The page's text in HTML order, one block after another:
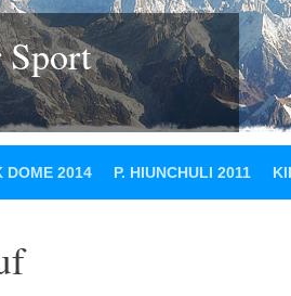
Sport
DOME 2014 P. HIUNCHULI 2011